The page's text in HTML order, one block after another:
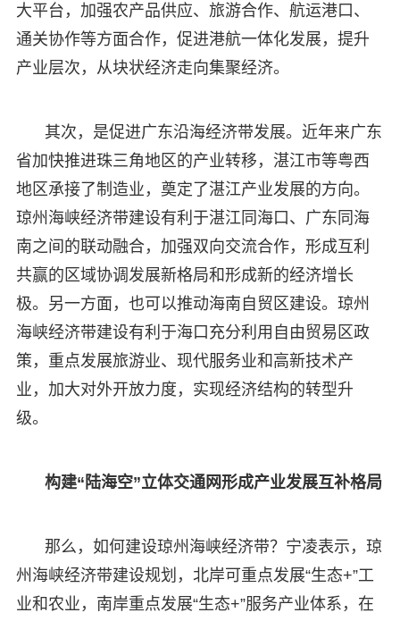
大平台，加强农产品供应、旅游合作、航运港口、
通关协作等方面合作，促进港航一体化发展，提升
产业层次，从块状经济走向集聚经济。
其次，是促进广东沿海经济带发展。近年来广东
省加快推进珠三角地区的产业转移，湛江市等粤西
地区承接了制造业，奠定了湛江产业发展的方向。
琼州海峡经济带建设有利于湛江同海口、广东同海
南之间的联动融合，加强双向交流合作，形成互利
共赢的区域协调发展新格局和形成新的经济增长
极。另一方面，也可以推动海南自贸区建设。琼州
海峡经济带建设有利于海口充分利用自由贸易区政
策，重点发展旅游业、现代服务业和高新技术产
业，加大对外开放力度，实现经济结构的转型升
级。
构建“陆海空”立体交通网形成产业发展互补格局
那么，如何建设琼州海峡经济带？宁凌表示，琼
州海峡经济带建设规划，北岸可重点发展“生态+”工
业和农业，南岸重点发展“生态+”服务产业体系，在